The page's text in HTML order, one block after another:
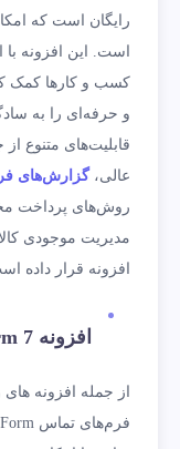
رایگان است که
است. این افزونه با
کسب و کارها کمک
و حرفه‌ای را به
قابلیت‌های متنوع
عالی، گزارش‌های
روش‌های پرداخت
مدیریت موجودی
افزونه قرار داده
افزونه Contact Form 7
از جمله افزونه